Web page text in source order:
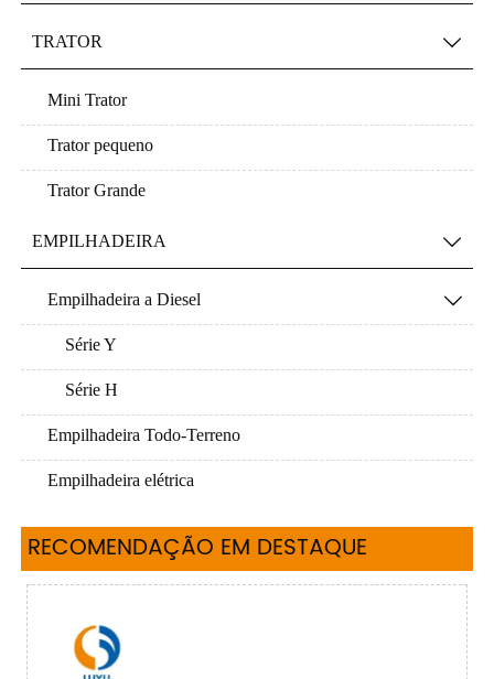
TRATOR 
Mini Trator
Trator pequeno
Trator Grande
EMPILHADEIRA 
Empilhadeira a Diesel 
Série Y
Série H
Empilhadeira Todo-Terreno
Empilhadeira elétrica
RECOMENDAÇÃO EM DESTAQUE